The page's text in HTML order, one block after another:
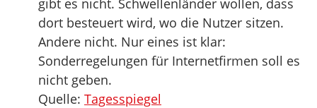
gibt es nicht. Schwellenländer wollen, dass
dort besteuert wird, wo die Nutzer sitzen.
Andere nicht. Nur eines ist klar:
Sonderregelungen für Internetfirmen soll es
nicht geben.
Quelle: Tagesspiegel